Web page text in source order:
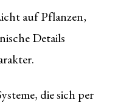
auf Pflanzen,
Details
die sich per